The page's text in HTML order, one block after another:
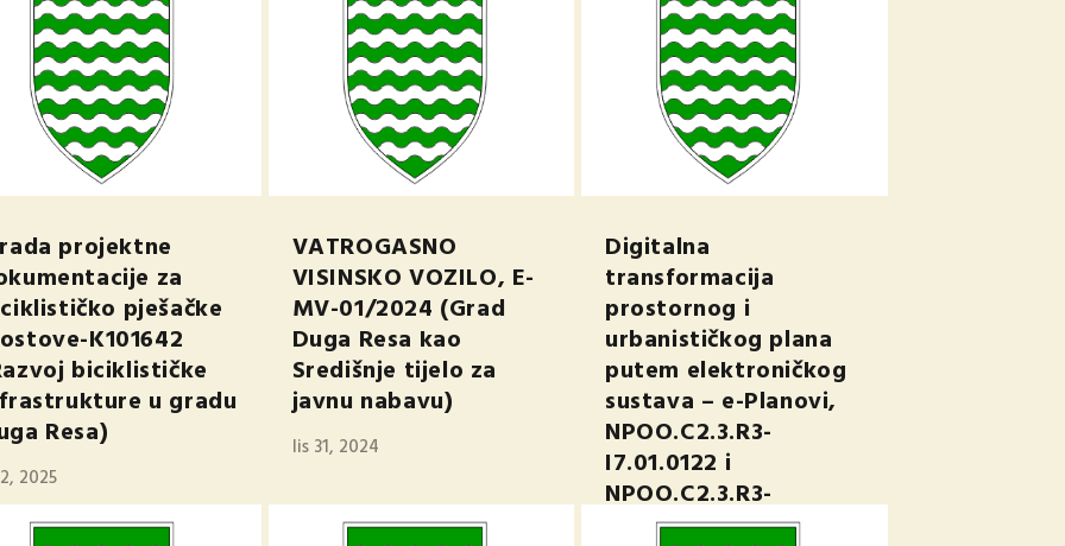
projektne
za
pješačke
K101642
biciklističke
u gradu
Resa)
2025
VATROGASNO
VISINSKO VOZILO, E-
MV-01/2024 (Grad
Duga Resa kao
Središnje tijelo za
javnu nabavu)
lis 31, 2024
sij 2, 2025
Digitalna
transformacija
prostornog i
urbanističkog plana
putem elektroničkog
sustava – e-Planovi,
NPOO.C2.3.R3-
I7.01.0122 i
NPOO.C2.3.R3-
I7.01.0123